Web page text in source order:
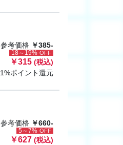
参考価格 ￥385-
18～19% OFF
￥315 (税込)
1%ポイント還元
参考価格 ￥660-
5～7% OFF
￥627 (税込)